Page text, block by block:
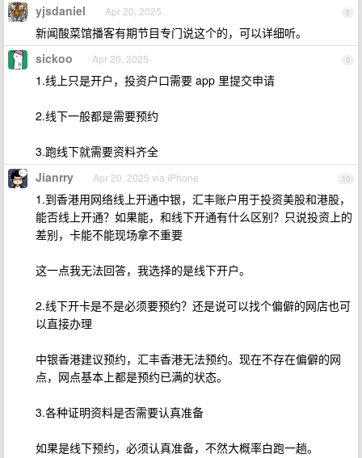
8
yjsdaniel Apr 20, 2025
新闻酸菜馆播客有期节目专门说这个的，可以详细听。
9
sickoo Apr 20, 2025
1.线上只是开户，投资户口需要 app 里提交申请
2.线下一般都是需要预约
3.跑线下就需要资料齐全
10
Jianrry Apr 20, 2025 via iPhone
1.到香港用网络线上开通中银，汇丰账户用于投资美股和港股，
能否线上开通？如果能，和线下开通有什么区别？只说投资上的
差别，卡能不能现场拿不重要
这一点我无法回答，我选择的是线下开户。
2.线下开卡是不是必须要预约？还是说可以找个偏僻的网店也可
以直接办理
中银香港建议预约，汇丰香港无法预约。现在不存在偏僻的网
点，网点基本上都是预约已满的状态。
3.各种证明资料是否需要认真准备
如果是线下预约，必须认真准备，不然大概率白跑一趟。